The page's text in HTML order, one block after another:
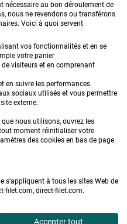
personnelles
à l'Espace professionnel
au bon déroulement de
nous ne revendons ou transférons
Voici à quoi servent
vos fonctionnalités et en se
votre panier
de visiteurs et en comprenant
en suivre les performances.
sociaux utilisés et vous permettre
externe.
nous utilisons, ouvrez les
moment réinitialiser votre
des cookies en bas de page.
s'appliquent à tous les sites Web de
filet.com, direct-filet.com.
Accepter tout